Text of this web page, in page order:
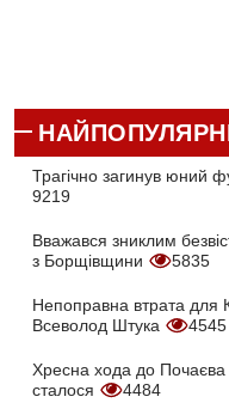
Трагічно загинув юний
9219
Вважався зниклим
з Борщівщини
5835
Непоправна втрата для
Всеволод Штука
4545
Хресна хода до
сталося
4484